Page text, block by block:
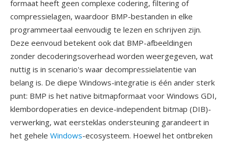
formaat heeft geen complexe codering, filtering of
compressielagen, waardoor BMP-bestanden in elke
programmeertaal eenvoudig te lezen en schrijven zijn.
Deze eenvoud betekent ook dat BMP-afbeeldingen
zonder decoderingsoverhead worden weergegeven, wat
nuttig is in scenario's waar decompressielatentie van
belang is. De diepe Windows-integratie is één ander sterk
punt: BMP is het native bitmapformaat voor Windows GDI,
klembordoperaties en device-independent bitmap (DIB)-
verwerking, wat eersteklas ondersteuning garandeert in
het gehele Windows-ecosysteem. Hoewel het ontbreken